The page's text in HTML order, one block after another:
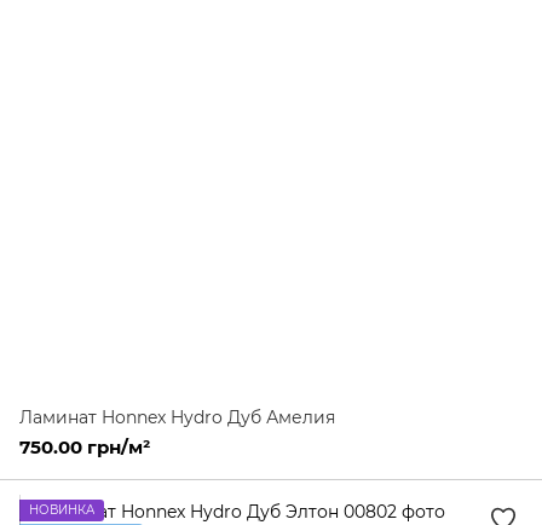
Ламинат Honnex Hydro Дуб Амелия
750.00 грн/м²
НОВИНКА